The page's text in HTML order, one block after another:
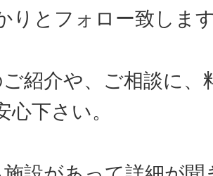
りとフォロー致しま
紹介や、ご相談に
心下さい。